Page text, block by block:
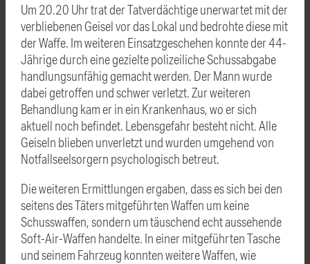
Um 20.20 Uhr trat der Tatverdächtige unerwartet mit der
verbliebenen Geisel vor das Lokal und bedrohte diese mit
der Waffe. Im weiteren Einsatzgeschehen konnte der 44-
Jährige durch eine gezielte polizeiliche Schussabgabe
handlungsunfähig gemacht werden. Der Mann wurde
dabei getroffen und schwer verletzt. Zur weiteren
Behandlung kam er in ein Krankenhaus, wo er sich
aktuell noch befindet. Lebensgefahr besteht nicht. Alle
Geiseln blieben unverletzt und wurden umgehend von
Notfallseelsorgern psychologisch betreut.
Die weiteren Ermittlungen ergaben, dass es sich bei den
seitens des Täters mitgeführten Waffen um keine
Schusswaffen, sondern um täuschend echt aussehende
Soft-Air-Waffen handelte. In einer mitgeführten Tasche
und seinem Fahrzeug konnten weitere Waffen, wie